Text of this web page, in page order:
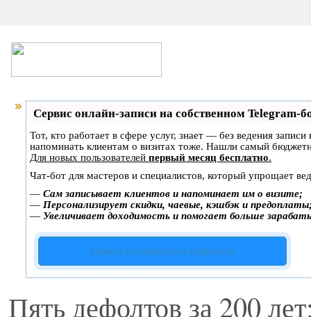
Сервис онлайн-записи на собственном Telegram-
Тот, кто работает в сфере услуг, знает — без ведения
напоминать клиентам о визитах тоже. Нашли самый
Для новых пользователей первый месяц бесплатно.
Чат-бот для мастеров и специалистов, который упрощает
— Сам записывает клиентов и напоминает им о визите;
— Персонализирует скидки, чаевые, кэшбэк и
— Увеличивает доходимость и помогает больше
Начать пользоваться сервисом
Пять дефолтов за 200